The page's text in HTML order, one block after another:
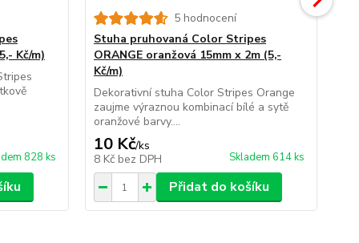
Kč/m)
828 ks
5 hodnocení
Stuha pruhovaná Color Stripes
ORANGE oranžová 15mm x 2m (5,-
Kč/m)
Dekorativní stuha Color Stripes Orange
zaujme výraznou kombinací bílé a sytě
oranžové barvy....
10 Kč/ks
8 Kč bez DPH Skladem 614 ks
Přidat do košíku